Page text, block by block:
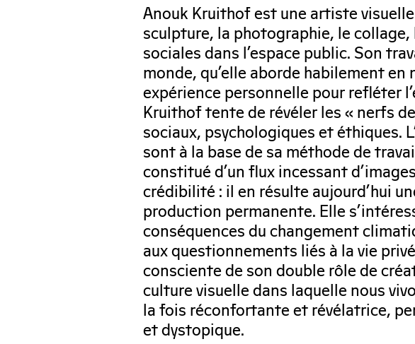
Anouk Kruithof est une artiste
sculpture, la photographie, le
sociales dans l’espace public. Son
monde, qu’elle aborde habilement
expérience personnelle pour refléter
Kruithof tente de révéler les « nerfs
sociaux, psychologiques et éthiques.
sont à la base de sa méthode de
constitué d’un flux incessant
crédibilité : il en résulte aujourd’hui
production permanente. Elle
conséquences du changement
aux questionnements liés à la vie
consciente de son double rôle de
culture visuelle dans laquelle nous
la fois réconfortante et révélatrice,
et dystopique.